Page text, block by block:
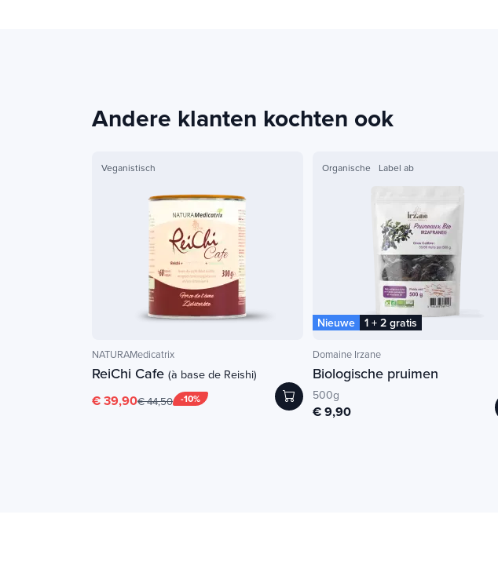
Andere klanten kochten ook
Veganistisch
NATURAMedicatrix
ReiChi Cafe (à base de Reishi)
-10%
€ 39,90€ 44,50
Organische Label ab
Nieuwe 1 + 2 gratis
Domaine Irzane
Biologische pruimen
500g
€ 9,90